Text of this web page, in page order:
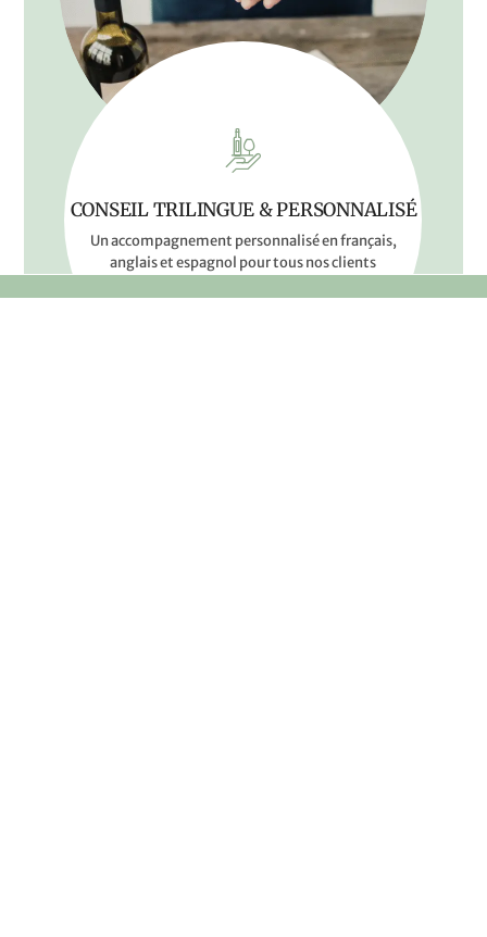
CONSEIL TRILINGUE & PERSONNALISÉ
Un accompagnement personnalisé en français,
anglais et espagnol pour tous nos clients